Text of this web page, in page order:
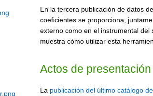
En la tercera publicación de datos
coeficientes se proporciona,
externo como en el instrumental
muestra cómo utilizar esta
Actos de
La publicación del último catálogo